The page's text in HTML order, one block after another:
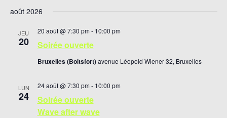
une
août 2026
JEU
20 Soirée ouverte
20 août @ 7:30 pm - 10:00 pm
Bruxelles (Boitsfort)avenue Léopold Wiener 32, Bruxelles
LUN
24
Soirée ouverte
Wave after wave
24 août @ 7:30 pm - 10:00 pm